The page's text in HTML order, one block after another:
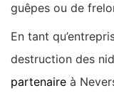
guêpes ou de
En tant
destruction des
partenaire à